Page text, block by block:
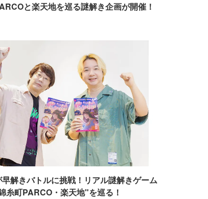
と楽天地を巡る謎解き企画が開催！
解きバトルに挑戦！リアル謎解きゲーム
糸町PARCO・楽天地"を巡る！